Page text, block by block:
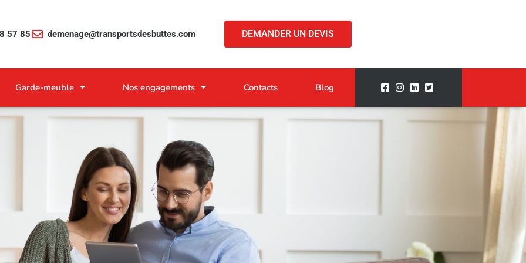
57 85 demenage@transportsdesbuttes.com DEMANDER UN DEVIS
Garde-meuble Nos engagements Contacts Blog